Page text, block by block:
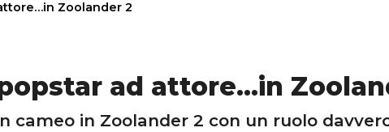
Zoolander 2
ad attore…in
cameo in Zoolander 2 con un ruolo